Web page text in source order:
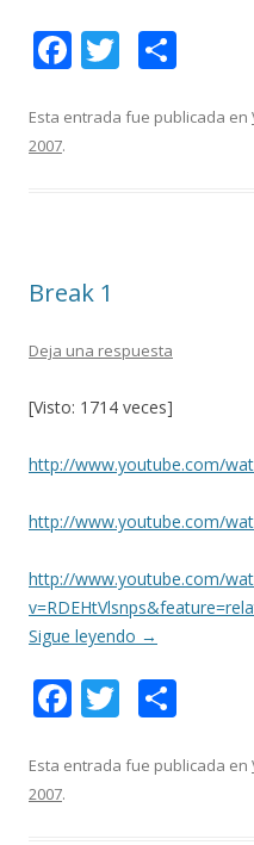
F
e
k
T
itt m
Esta entrada fue publicada en
2007.
Break 1
Deja una respuesta
[Visto: 1714 veces]
http://www.youtube.com/
http://www.youtube.com/
http://www.youtube.com/
Sigue leyendo →
F
e
T
itt m
Esta entrada fue publicada en
2007.